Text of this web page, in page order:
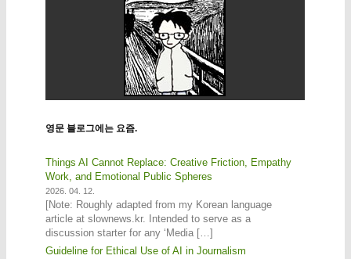
영문 블로그에는 요즘.
Things AI Cannot Replace: Creative Friction, Empathy
Work, and Emotional Public Spheres
2026. 04. 12.
[Note: Roughly adapted from my Korean language
article at slownews.kr. Intended to serve as a
discussion starter for any ‘Media […]
Guideline for Ethical Use of AI in Journalism